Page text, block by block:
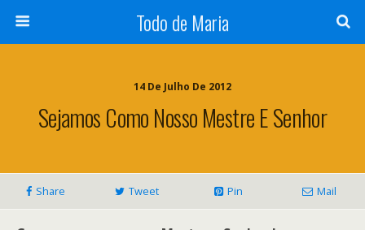
Todo de Maria
14 De Julho De 2012
Sejamos Como Nosso Mestre E Senhor
Share Tweet Pin Mail